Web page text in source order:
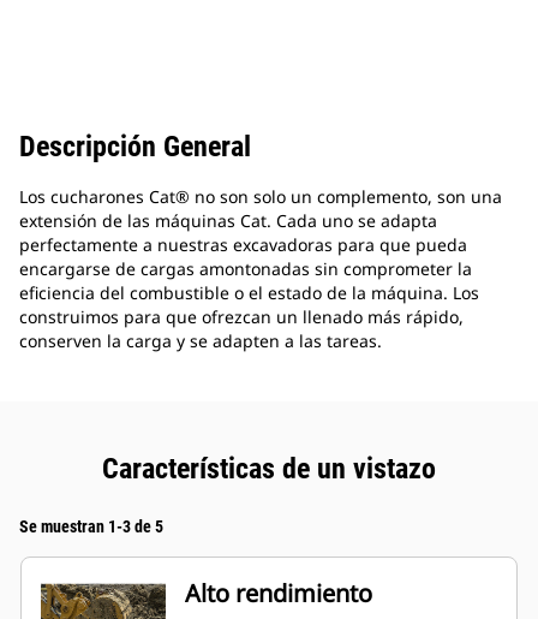
Descripción General
Los cucharones Cat® no son solo un complemento, son una
extensión de las máquinas Cat. Cada uno se adapta
perfectamente a nuestras excavadoras para que pueda
encargarse de cargas amontonadas sin comprometer la
eficiencia del combustible o el estado de la máquina. Los
construimos para que ofrezcan un llenado más rápido,
conserven la carga y se adapten a las tareas.
Características de un vistazo
Se muestran 1-3 de 5
Alto rendimiento